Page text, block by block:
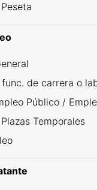
func. de carrera o
Público /
Temporales